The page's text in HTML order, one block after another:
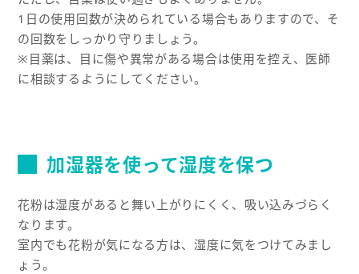
1日の使用回数が決められている場合もありますので、そ
の回数をしっかり守りましょう。
※目薬は、目に傷や異常がある場合は使用を控え、医師
に相談するようにしてください。
加湿器を使って湿度を保つ
花粉は湿度があると舞い上がりにくく、吸い込みづらく
なります。
室内でも花粉が気になる方は、湿度に気をつけてみまし
ょう。